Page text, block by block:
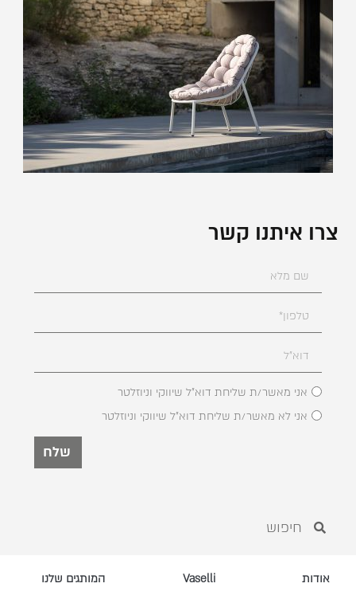
צרו איתנו קשר
אני מאשר/ת שליחת דוא"ל שיווקי וניוזלטר
אני לא מאשר/ת שליחת דוא"ל שיווקי וניוזלטר
שלח
אודות Vaselli המותגים שלנו